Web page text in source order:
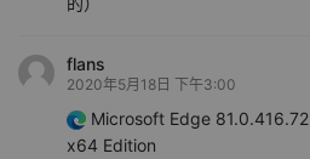
flans
2020年5月18日 下午3:00
Microsoft Edge 81.0.416.72
x64 Edition